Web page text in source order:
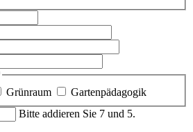
Grünraum
Gartenpädagogik
Bitte addieren Sie 7 und 5.